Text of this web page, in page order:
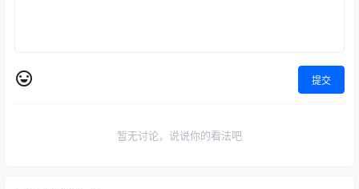
提交
暂无讨论，说说你的看法吧